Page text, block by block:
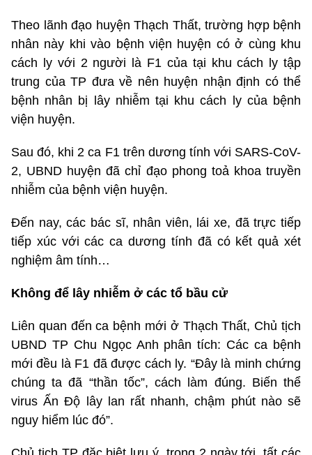
Theo lãnh đạo huyện Thạch Thất, trường hợp bệnh
nhân này khi vào bệnh viện huyện có ở cùng khu
cách ly với 2 người là F1 của tại khu cách ly tập
trung của TP đưa về nên huyện nhận định có thể
bệnh nhân bị lây nhiễm tại khu cách ly của bệnh
viện huyện.
Sau đó, khi 2 ca F1 trên dương tính với SARS-CoV-
2, UBND huyện đã chỉ đạo phong toả khoa truyền
nhiễm của bệnh viện huyện.
Đến nay, các bác sĩ, nhân viên, lái xe, đã trực tiếp
tiếp xúc với các ca dương tính đã có kết quả xét
nghiệm âm tính…
Không để lây nhiễm ở các tổ bầu cử
Liên quan đến ca bệnh mới ở Thạch Thất, Chủ tịch
UBND TP Chu Ngọc Anh phân tích: Các ca bệnh
mới đều là F1 đã được cách ly. “Đây là minh chứng
chúng ta đã “thần tốc”, cách làm đúng. Biến thể
virus Ấn Độ lây lan rất nhanh, chậm phút nào sẽ
nguy hiểm lúc đó”.